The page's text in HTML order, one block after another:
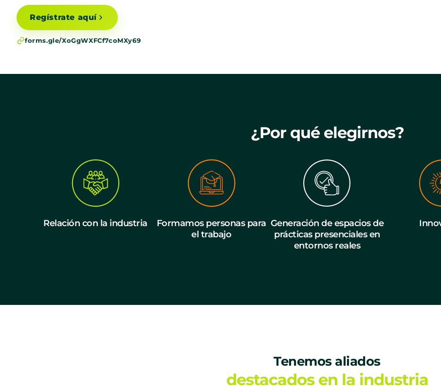
Regístrate aquí
forms.gle/XoGgWXFCf7coMXy69
¿Por qué elegirnos?
Relación con la industria
Formamos personas para
el trabajo
Generación de espacios de
prácticas presenciales en
entornos reales
Tenemos aliados
destacados en la industria